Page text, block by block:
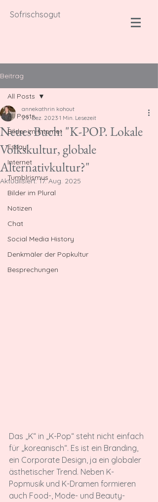
Sofrischsogut
Beitrag
All Posts
Bilder im Internet
Essay
Internet
Tumblrismus
Bilder im Plural
Notizen
Chat
Social Media History
Denkmäler der Popkultur
Besprechungen
All Posts
Neues Buch: "K-POP. Lokale
Volkskultur, globale
Alternativkultur?"
annekathrin kohout
29. Dez. 2023 1 Min. Lesezeit
Aktualisiert:17. Aug. 2025
Das „K“ in „K-Pop“ steht nicht einfach
für „koreanisch“. Es ist ein Branding,
ein Corporate Design, ja ein globaler
ästhetischer Trend. Neben K-
Popmusik und K-Dramen formieren
auch Food-, Mode- und Beauty-